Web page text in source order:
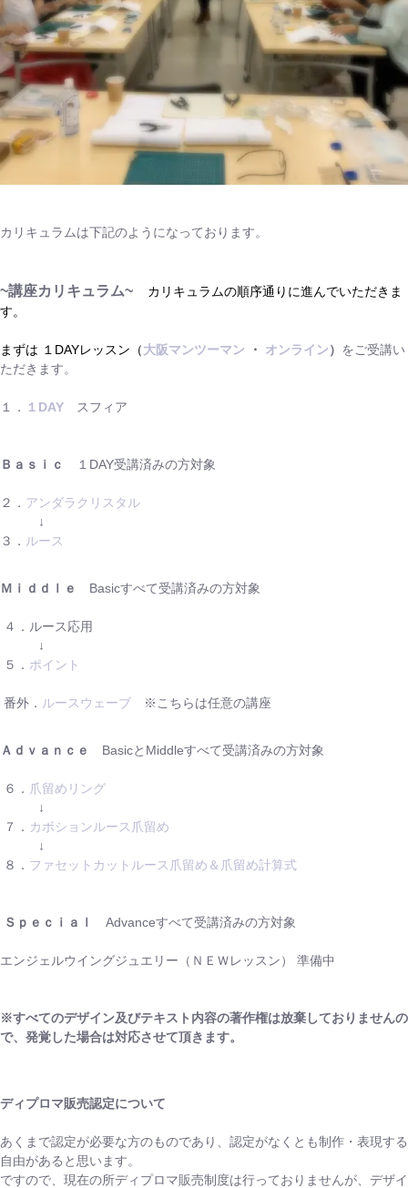
カリキュラムは下記のようになっております。
~講座カリキュラム~ カリキュラムの順序通りに進んでいただきま
す。
まずは １DAYレッスン（大阪マンツーマン ・ オンライン） をご受講い
ただきます。
１． １DAY スフィア
Ｂａｓｉｃ １DAY受講済みの方対象
２． アンダラクリスタル
↓
３． ルース
Ｍｉｄｄｌｅ Basicすべて受講済みの方対象
４．ルース応用
↓
５． ポイント
番外． ルースウェーブ ※こちらは任意の講座
Ａｄｖａｎｃｅ BasicとMiddleすべて受講済みの方対象
６． 爪留めリング
↓
７． カボションルース爪留め
↓
８． ファセットカットルース爪留め＆爪留め計算式
Ｓｐｅｃｉａｌ Advanceすべて受講済みの方対象
エンジェルウイングジュエリー（ＮＥＷレッスン） 準備中
※すべてのデザイン及びテキスト内容の著作権は放棄しておりませんの
で、発覚した場合は対応させて頂きます。
ディプロマ販売認定について
あくまで認定が必要な方のものであり、認定がなくとも制作・表現する
自由があると思います。
ですので、現在の所ディプロマ販売制度は行っておりませんが、デザイ